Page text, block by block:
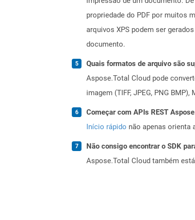
propriedade do PDF por muitos
arquivos XPS podem ser
documento.
Quais formatos de arquivo são
Aspose.Total Cloud pode
imagem (TIFF, JPEG, PNG
Começar com APIs REST
Início rápido não apenas orienta
Não consigo encontrar o SDK
Aspose.Total Cloud também